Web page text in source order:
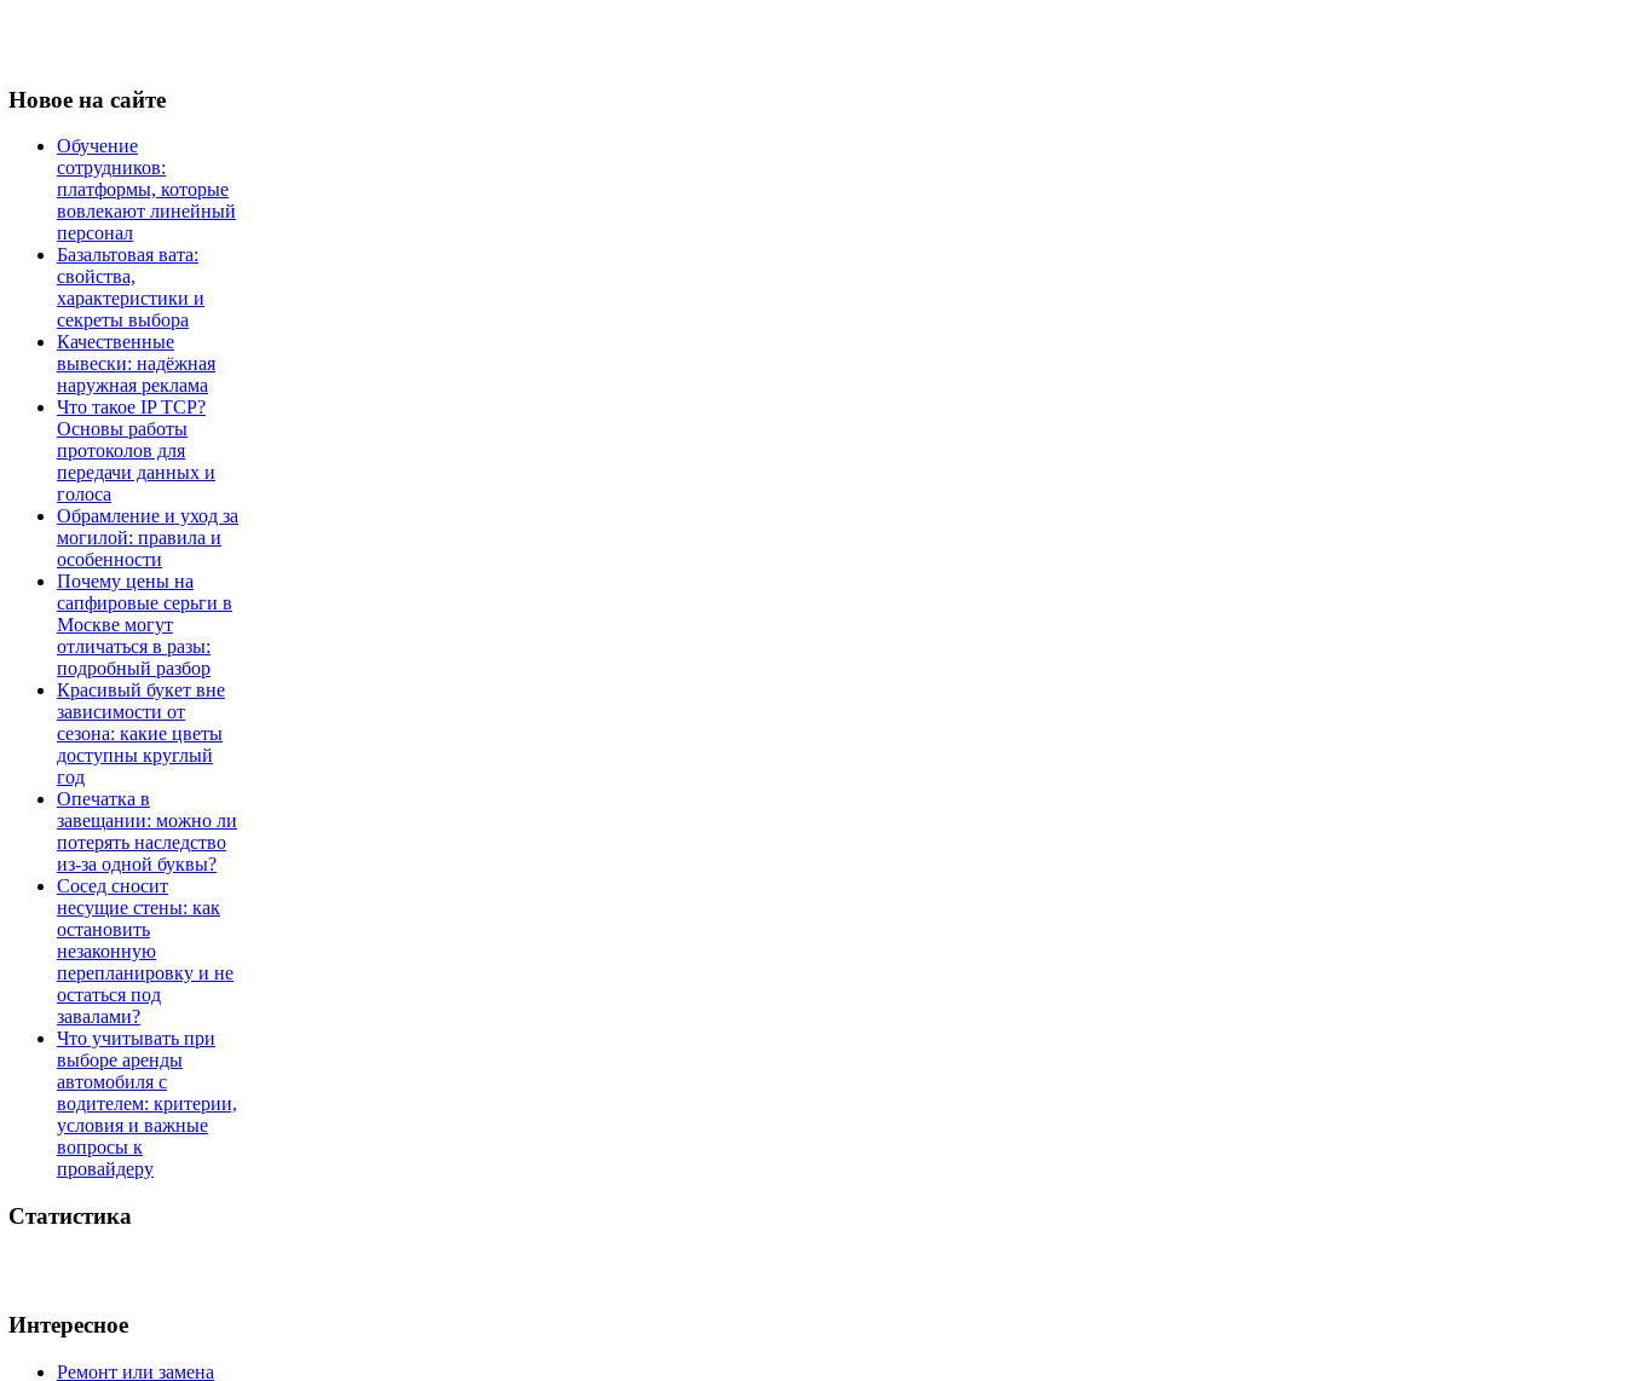
Новое на сайте
Обучение
сотрудников:
платформы, которые
вовлекают линейный
персонал
Базальтовая вата:
свойства,
характеристики и
секреты выбора
Качественные
вывески: надёжная
наружная реклама
Что такое IP TCP?
Основы работы
протоколов для
передачи данных и
голоса
Обрамление и уход за
могилой: правила и
особенности
Почему цены на
сапфировые серьги в
Москве могут
отличаться в разы:
подробный разбор
Красивый букет вне
зависимости от
сезона: какие цветы
доступны круглый
год
Опечатка в
завещании: можно ли
потерять наследство
из-за одной буквы?
Сосед сносит
несущие стены: как
остановить
незаконную
перепланировку и не
остаться под
завалами?
Что учитывать при
выборе аренды
автомобиля с
водителем: критерии,
условия и важные
вопросы к
провайдеру
Статистика
Интересное
Ремонт или замена